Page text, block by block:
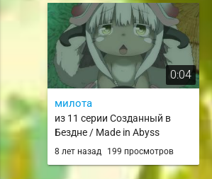
0:04
милота
из 11 серии Созданный в
Бездне / Made in Abyss
8 лет назад 199 просмотров